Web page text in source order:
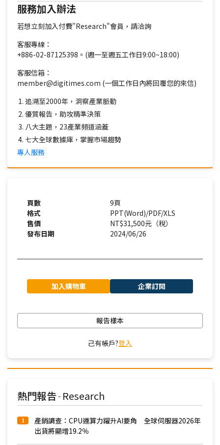
服務加入辦法
若想立刻加入付費"Research"會員，請洽詢
客服專線：
+886-02-87125398。(週一至週五工作日9:00~18:00)
客服信箱：
member@digitimes.com (一個工作日內將回覆您的來信)
追溯至2000年，洞察產業脈動
優質報告，助攻精準決策
八大主題，23產業頻道涵蓋
七大全球數據庫，掌握市場趨勢
專人服務
頁數
9頁
格式
PPT(Word)/PDF/XLS
售價
NT$31,500元（稅）
發布日期
2024/06/26
加入購物車 企業訂閱
報告樣本
己有帳戶?登入
熱門報告 - Research
1
產銷調查：CPU運算力躍升AI要角 全球伺服器2026年
出貨將顯增19.2％